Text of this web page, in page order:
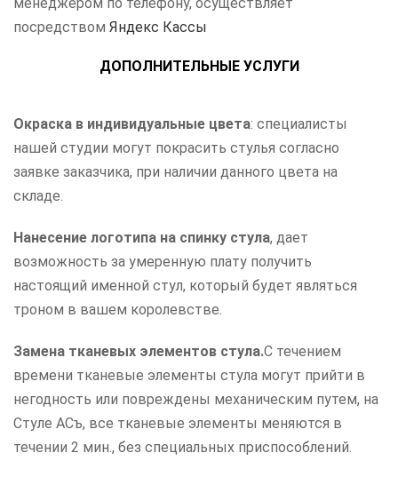
посредством Яндекс Кассы
ДОПОЛНИТЕЛЬНЫЕ УСЛУГИ
Окраска в индивидуальные цвета: специалисты
нашей студии могут покрасить стулья согласно
заявке заказчика, при наличии данного цвета на
складе.
Нанесение логотипа на спинку стула, дает
возможность за умеренную плату получить
настоящий именной стул, который будет являться
троном в вашем королевстве.
Замена тканевых элементов стула.С течением
времени тканевые элементы стула могут прийти в
негодность или повреждены механическим путем, на
Стуле АСъ, все тканевые элементы меняются в
течении 2 мин., без специальных приспособлений.